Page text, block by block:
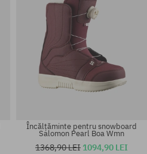
Încălțăminte pentru snowboard
Salomon Pearl Boa Wmn
1368,90 LEI 1094,90 LEI